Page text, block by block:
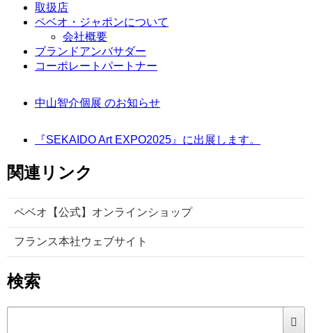
取扱店
ペベオ・ジャポンについて
会社概要
ブランドアンバサダー
コーポレートパートナー
中山智介個展 のお知らせ
『SEKAIDO Art EXPO2025』に出展します。
関連リンク
ペベオ【公式】オンラインショップ
フランス本社ウェブサイト
検索